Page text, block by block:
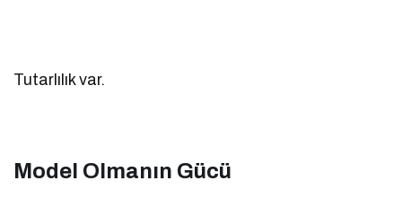
Tutarlılık var.
Model Olmanın Gücü